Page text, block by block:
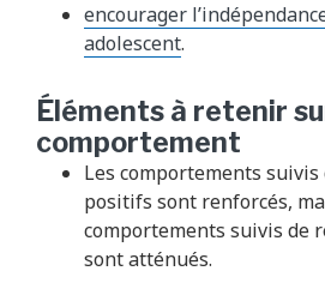
encourager
adolescent.
Éléments à retenir
comportement
Les comportements
positifs sont renforcés,
comportements suivis de
sont atténués.